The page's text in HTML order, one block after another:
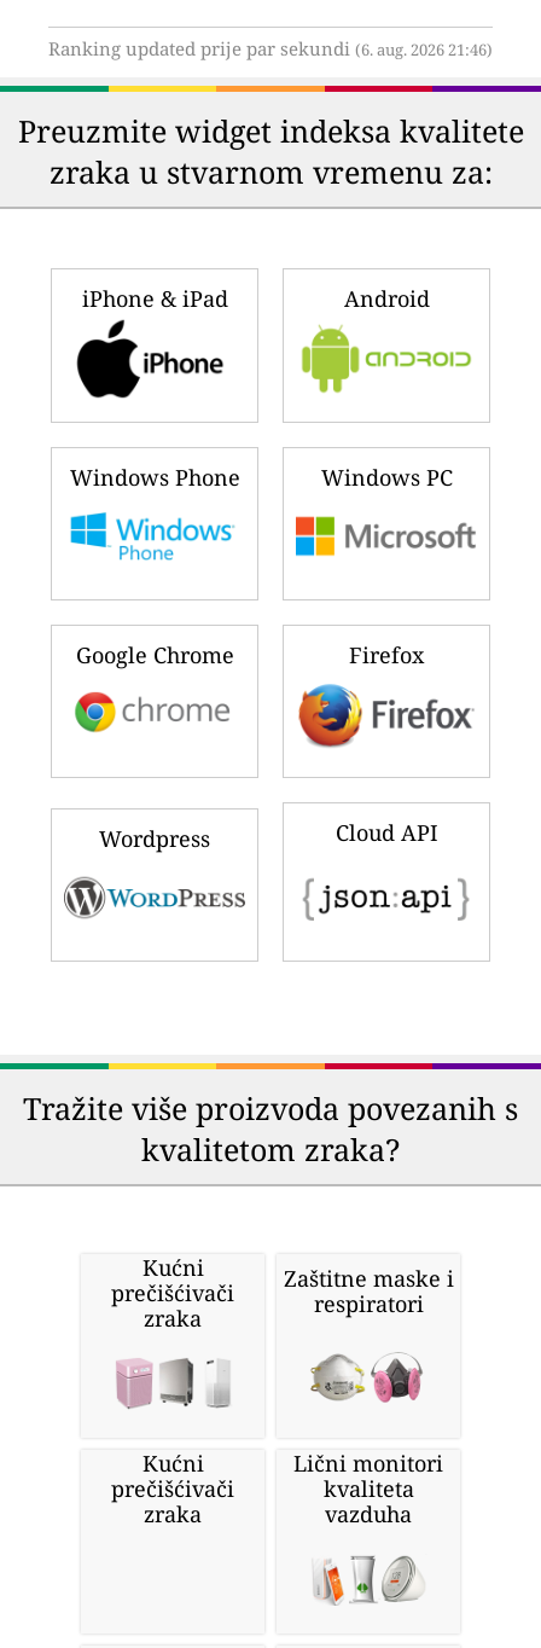
Ranking updated prije par sekundi (6. aug. 2026 21:46)
Preuzmite widget indeksa kvalitete
zraka u stvarnom vremenu za:
iPhone & iPad Android
Windows Phone Windows PC
Google Chrome Firefox
Wordpress Cloud API
Tražite više proizvoda povezanih s
kvalitetom zraka?
Kućni
prečišćivači
zraka
Zaštitne maske i
respiratori
Kućni
prečišćivači
zraka
Lični monitori
kvaliteta
vazduha